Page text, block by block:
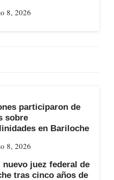
8, 2026
participaron de
sobre
en Bariloche
8, 2026
nuevo juez federal de
tras cinco años de